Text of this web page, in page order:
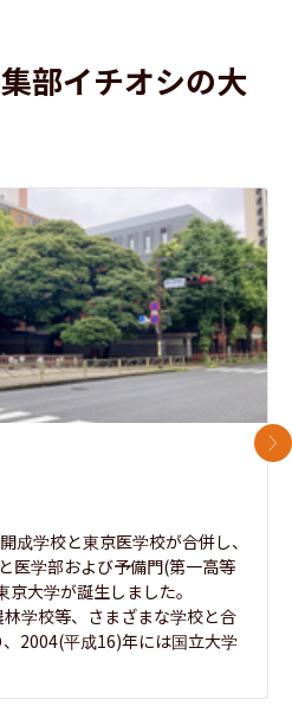
部イチオシの大
成学校と東京医学校が合併し、
医学部および予備門(第一高等
大学が誕生しました。
学校等、さまざまな学校と合
2004(平成16)年には国立大学
次